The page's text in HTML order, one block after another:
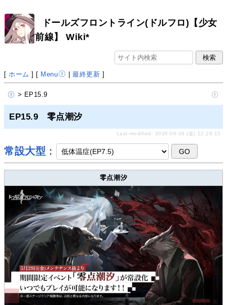
ドールズフロントライン(ドルフロ)【少女
前線】 Wiki*
[ ホーム ] [ Menu |最終更新 ]
> EP15.9
EP15.9 零点潮汐
Last-modified: 2026-06-26 (金) 22:26:15
常設大型 ：
零点潮汐